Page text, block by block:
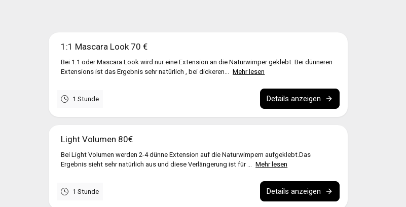
1:1 Mascara Look 70 €
Bei 1:1 oder Mascara Look wird nur eine Extension an die Naturwimper geklebt. Bei dünneren
Extensions ist das Ergebnis sehr natürlich , bei dickeren... Mehr lesen
1 Stunde Details anzeigen
Light Volumen 80€
Bei Light Volumen werden 2-4 dünne Extension auf die Naturwimpern aufgeklebt.Das
Ergebnis sieht sehr natürlich aus und diese Verlängerung ist für ... Mehr lesen
1 Stunde Details anzeigen